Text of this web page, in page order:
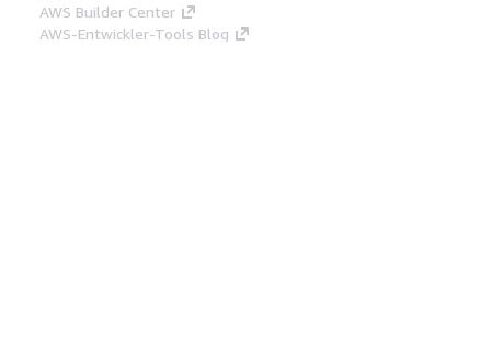
AWS Builder Center
AWS-Entwickler-Tools Blog